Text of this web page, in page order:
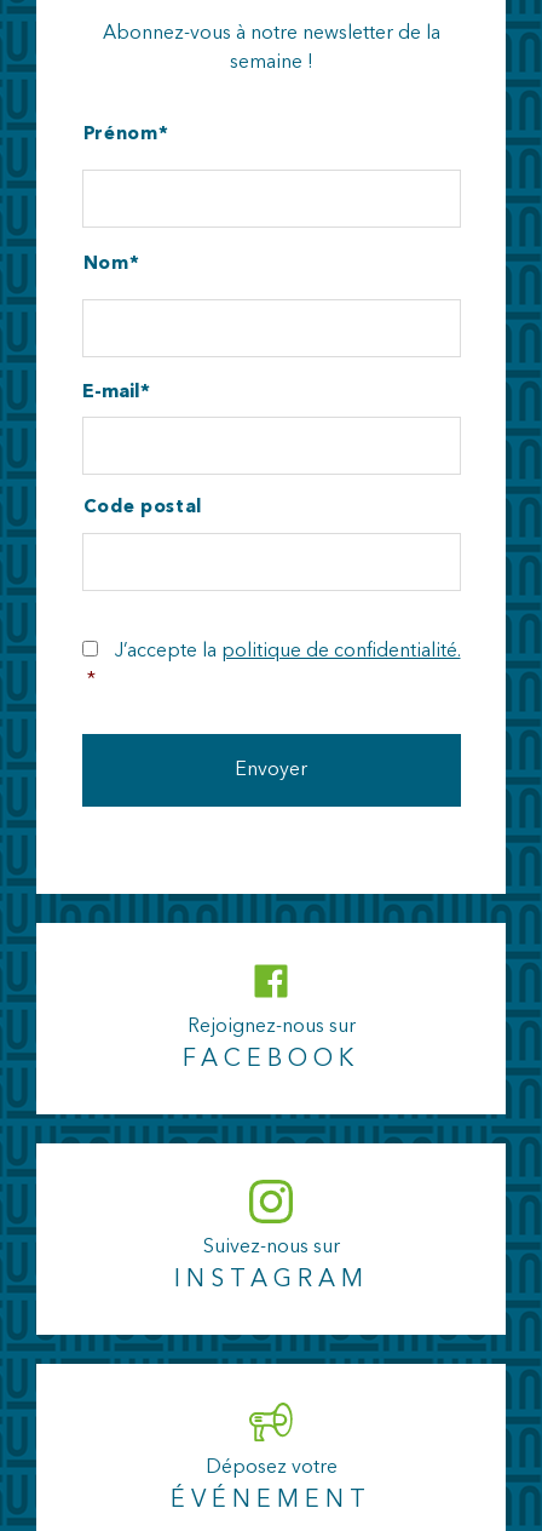
Abonnez-vous à notre newsletter de la
semaine !
Prénom
Nom
E-mail
Code postal
RGPD
J’accepte la politique de confidentialité.
*
Rejoignez-nous sur
FACEBOOK
Suivez-nous sur
INSTAGRAM
Déposez votre
ÉVÉNEMENT